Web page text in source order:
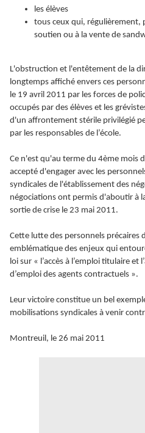
les élèves
tous ceux qui, régulièrement,
soutien ou à la vente de
L'obstruction et l'entêtement de la
longtemps affiché envers ces
le 19 avril 2011 par les forces de
occupés par des élèves et les
d'un affrontement stérile privilégié
par les responsables de l’école.
Ce n'est qu'au terme du 4ème mois
accepté d'engager avec les
syndicales de l'établissement des
négociations ont permis d'aboutir à
sortie de crise le 23 mai 2011.
Cette lutte des personnels précaires
emblématique des enjeux qui
loi sur « l’accès à l’emploi titulaire
d’emploi des agents contractuels ».
Leur victoire constitue un bel
mobilisations syndicales à venir
Montreuil, le 26 mai 2011